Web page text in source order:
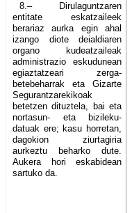
8.– Dirulaguntzaren
entitate eskatzaileek
berariaz aurka egin ahal
izango diote deialdiaren
organo kudeatzaileak
administrazio eskudunean
egiaztatzeari zerga-
betebeharrak eta Gizarte
Segurantzarekikoak
betetzen dituztela, bai eta
nortasun- eta bizileku-
datuak ere; kasu horretan,
dagokion ziurtagiria
aurkeztu beharko dute.
Aukera hori eskabidean
sartuko da.